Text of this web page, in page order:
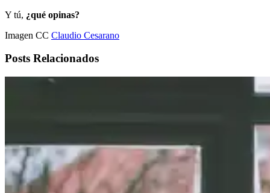
Y tú, ¿qué opinas?
Imagen CC Claudio Cesarano
Posts Relacionados